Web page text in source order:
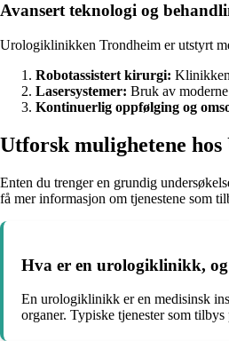
Avansert teknologi og
Urologiklinikken Trondheim er utstyrt
Robotassistert kirurgi:
Lasersystemer: Bruk av
Kontinuerlig oppfølging og
Utforsk mulighetene
Enten du trenger en grundig
få mer informasjon om tjenestene som
Hva er en urologiklinikk,
En urologiklinikk er en medisinsk
organer. Typiske tjenester som